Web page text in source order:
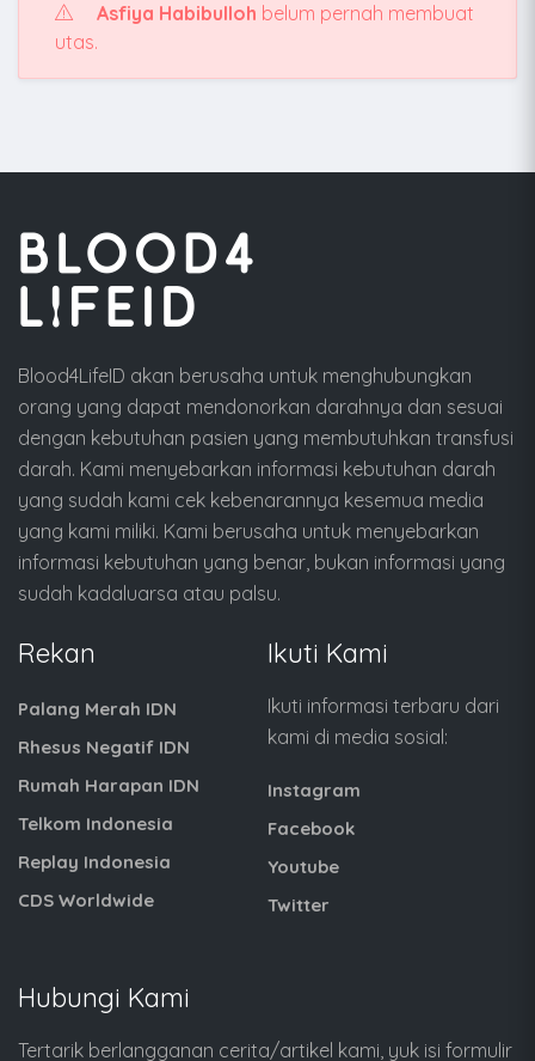
Asfiya Habibulloh belum pernah membuat
utas.
Blood4LifeID akan berusaha untuk menghubungkan
orang yang dapat mendonorkan darahnya dan sesuai
dengan kebutuhan pasien yang membutuhkan transfusi
darah. Kami menyebarkan informasi kebutuhan darah
yang sudah kami cek kebenarannya kesemua media
yang kami miliki. Kami berusaha untuk menyebarkan
informasi kebutuhan yang benar, bukan informasi yang
sudah kadaluarsa atau palsu.
Rekan
Palang Merah IDN
Rhesus Negatif IDN
Rumah Harapan IDN
Telkom Indonesia
Replay Indonesia
CDS Worldwide
Ikuti Kami
Ikuti informasi terbaru dari
kami di media sosial:
Instagram
Facebook
Youtube
Twitter
Hubungi Kami
Tertarik berlangganan cerita/artikel kami, yuk isi formulir